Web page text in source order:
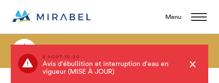
Menu
6 AOÛT 10:20
Avis d'ébullition et interruption d'eau en
vigueur (MISE À JOUR)